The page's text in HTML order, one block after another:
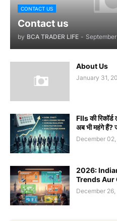
CONTACT US
Contact us
by BCA TRADER LIFE -
About Us
January 31,
FIIs की रिकॉर्ड
अब भी महंगे हैं?
December
2026:
Trends
December